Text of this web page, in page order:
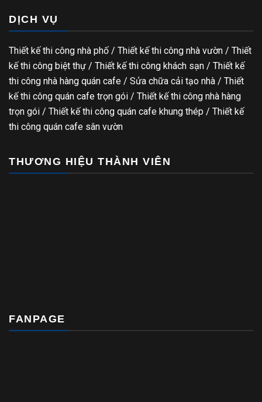
DỊCH VỤ
Thiết kế thi công nhà phố / Thiết kế thi công nhà vườn / Thiết
kế thi công biệt thự / Thiết kế thi công khách sạn / Thiết kế
thi công nhà hàng quán cafe / Sửa chữa cải tạo nhà / Thiết
kế thi công quán cafe trọn gói / Thiết kế thi công nhà hàng
trọn gói / Thiết kế thi công quán cafe khung thép / Thiết kế
thi công quán cafe sân vườn
THƯƠNG HIỆU THÀNH VIÊN
FANPAGE